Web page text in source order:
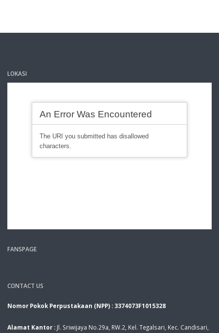
LOKASI
FANSPAGE
CONTACT US
Nomor Pokok Perpustakaan (NPP) : 3374073F1015328
Alamat Kantor : Jl. Sriwijaya No.29a, RW.2, Kel. Tegalsari, Kec. Candisari,